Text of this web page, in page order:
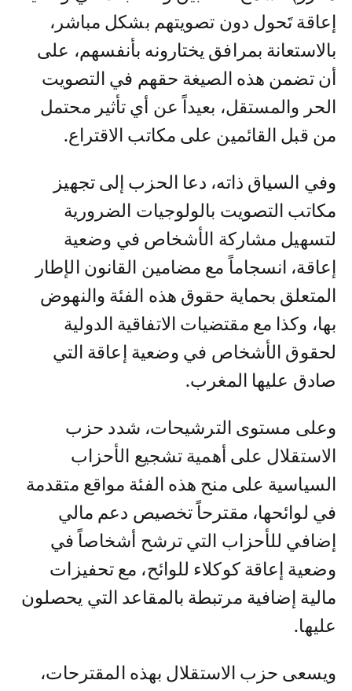
إعاقة تَحول دون تصويتهم بشكل مباشر،
بالاستعانة بمرافق يختارونه بأنفسهم، على
أن تضمن هذه الصيغة حقهم في التصويت
الحر والمستقل، بعيداً عن أي تأثير محتمل
من قبل القائمين على مكاتب الاقتراع.
وفي السياق ذاته، دعا الحزب إلى تجهيز
مكاتب التصويت بالولوجيات الضرورية
لتسهيل مشاركة الأشخاص في وضعية
إعاقة، انسجاماً مع مضامين القانون الإطار
المتعلق بحماية حقوق هذه الفئة والنهوض
بها، وكذا مع مقتضيات الاتفاقية الدولية
لحقوق الأشخاص في وضعية إعاقة التي
صادق عليها المغرب.
وعلى مستوى الترشيحات، شدد حزب
الاستقلال على أهمية تشجيع الأحزاب
السياسية على منح هذه الفئة مواقع متقدمة
في لوائحها، مقترحاً تخصيص دعم مالي
إضافي للأحزاب التي ترشح أشخاصاً في
وضعية إعاقة كوكلاء للوائح، مع تحفيزات
مالية إضافية مرتبطة بالمقاعد التي يحصلون
عليها.
ويسعى حزب الاستقلال بهذه المقترحات،